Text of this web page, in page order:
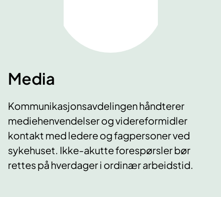
Media
Kommunikasjonsavdelingen håndterer
mediehenvendelser og videreformidler
kontakt med ledere og fagpersoner ved
sykehuset. Ikke-akutte forespørsler bør
rettes på hverdager i ordinær arbeidstid.